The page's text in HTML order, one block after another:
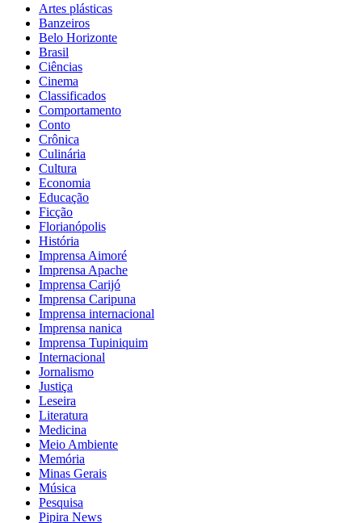
Artes plásticas
Banzeiros
Belo Horizonte
Brasil
Ciências
Cinema
Classificados
Comportamento
Conto
Crônica
Culinária
Cultura
Economia
Educação
Ficção
Florianópolis
História
Imprensa Aimoré
Imprensa Apache
Imprensa Carijó
Imprensa Caripuna
Imprensa internacional
Imprensa nanica
Imprensa Tupiniquim
Internacional
Jornalismo
Justiça
Leseira
Literatura
Medicina
Meio Ambiente
Memória
Minas Gerais
Música
Pesquisa
Pipira News